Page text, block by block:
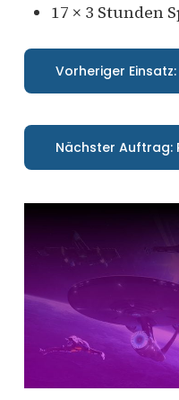
17 × 3 Stunden
Vorheriger
Nächster Auftrag: